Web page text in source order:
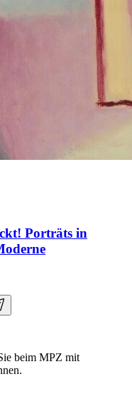
Porträts in
beim MPZ mit